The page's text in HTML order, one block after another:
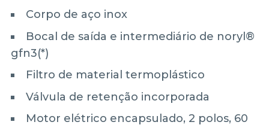
Corpo de aço inox
Bocal de saída e intermediário de noryl®
gfn3(*)
Filtro de material termoplástico
Válvula de retenção incorporada
Motor elétrico encapsulado, 2 polos, 60